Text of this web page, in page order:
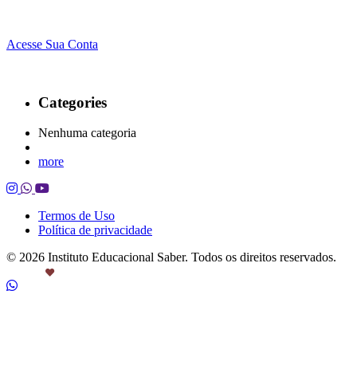
Acesse Sua Conta
Categories
Nenhuma categoria
more
Termos de Uso
Política de privacidade
© 2026 Instituto Educacional Saber. Todos os direitos reservados.
por Castanheira.Work